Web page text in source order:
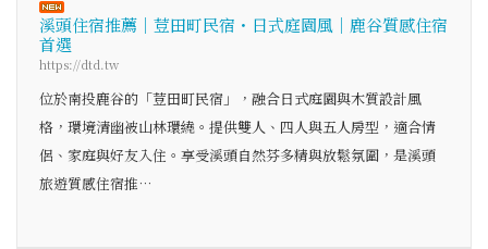
溪頭住宿推薦｜荳田町民宿・日式庭園風｜鹿谷質感住宿
首選
https://dtd.tw
位於南投鹿谷的「荳田町民宿」，融合日式庭園與木質設計風
格，環境清幽被山林環繞。提供雙人、四人與五人房型，適合情
侶、家庭與好友入住。享受溪頭自然芬多精與放鬆氛圍，是溪頭
旅遊質感住宿推…